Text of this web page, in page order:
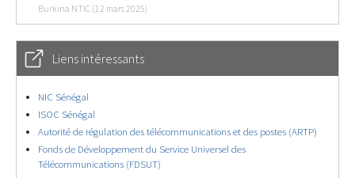
Burkina NTIC (12 mars 2025)
Liens intéressants
NIC Sénégal
ISOC Sénégal
Autorité de régulation des télécommunications et des postes (ARTP)
Fonds de Développement du Service Universel des
Télécommunications (FDSUT)